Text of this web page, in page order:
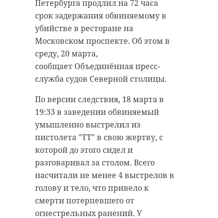
Петербурга продлил на 72 часа
срок задержания обвиняемому в
убийстве в ресторане на
Московском проспекте. Об этом в
среду, 20 марта,
сообщает Объединённая пресс-
служба судов Северной столицы.
По версии следствия, 18 марта в
19:33 в заведении обвиняемый
умышленно выстрелил из
пистолета "ТТ" в свою жертву, с
которой до этого сидел и
разговаривал за столом. Всего
насчитали не менее 4 выстрелов в
голову и тело, что привело к
смерти потерпевшего от
огнестрельных ранений. У
Водитель легкового автомобиля
скончался. 45-летний мужчина за
рулем фуры - госпитализирован в
тяжелом состоянии. На месте
работают службы, в том числе
сотрудники ГИБДД и
Леноблпожспаса, которые
вызволяли пострадавшего из
покореженного салона. Об этом
ранее также писал 47channel.
Один человек
погиб в лобовом
помощи. Бойцам доставят не
только технику, но и письма
поддержки.
Вместе с вещами первой
необходимости и продуктами на
фронт доставят автомобиль
«Хантер». Бойцам также
передадут два квадроцикла и две
системы радиоэлектронной
борьбы, предоставленные
Кировским заводом.
Военнослужащие из Ленобласти
также получат маскировочные
сети, дизельный генератор, около
тысячи подогревателей, газовые